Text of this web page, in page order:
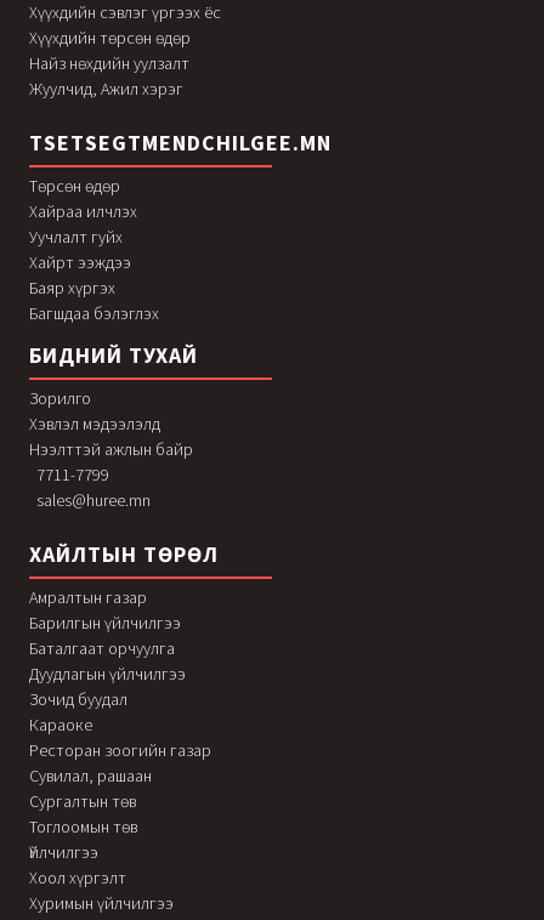
Хүүхдийн сэвлэг үргээх ёс
Хүүхдийн төрсөн өдөр
Найз нөхдийн уулзалт
Жуулчид, Ажил хэрэг
TSETSEGTMENDCHILGEE.MN
Төрсөн өдөр
Хайраа илчлэх
Уучлалт гуйх
Хайрт ээждээ
Баяр хүргэх
Багшдаа бэлэглэх
БИДНИЙ ТУХАЙ
Зорилго
Хэвлэл мэдээлэлд
Нээлттэй ажлын байр
7711-7799
sales@huree.mn
ХАЙЛТЫН ТӨРӨЛ
Амралтын газар
Барилгын үйлчилгээ
Баталгаат орчуулга
Дуудлагын үйлчилгээ
Зочид буудал
Караоке
Ресторан зоогийн газар
Сувилал, рашаан
Сургалтын төв
Тоглоомын төв
Үйлчилгээ
Хоол хүргэлт
Хуримын үйлчилгээ